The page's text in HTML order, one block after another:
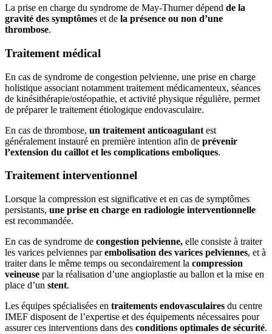
La prise en charge du syndrome de May-Thurner dépend de la
gravité des symptômes et de la présence ou non d’une
thrombose.
Traitement médical
En cas de syndrome de congestion pelvienne, une prise en charge
holistique associant notamment traitement médicamenteux, séances
de kinésithérapie/ostéopathie, et activité physique régulière, permet
de préparer le traitement étiologique endovasculaire.
En cas de thrombose, un traitement anticoagulant est
généralement instauré en première intention afin de prévenir
l’extension du caillot et les complications emboliques.
Traitement interventionnel
Lorsque la compression est significative et en cas de symptômes
persistants, une prise en charge en radiologie interventionnelle
est recommandée.
En cas de syndrome de congestion pelvienne, elle consiste à traiter
les varices pelviennes parembolisation des varices pelviennes, et à
traiter dans le même temps ou secondairement la compression
veineuse par la réalisation d’une angioplastie au ballon et la mise en
place d’un stent.
Les équipes spécialisées en traitements endovasculaires du centre
IMEF disposent de l’expertise et des équipements nécessaires pour
assurer ces interventions dans des conditions optimales de sécurité.